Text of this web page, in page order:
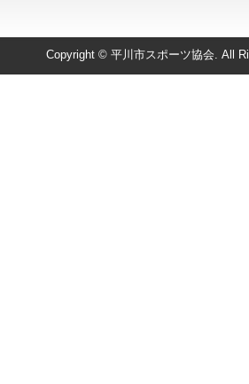
Copyright © 平川市スポーツ協会. All